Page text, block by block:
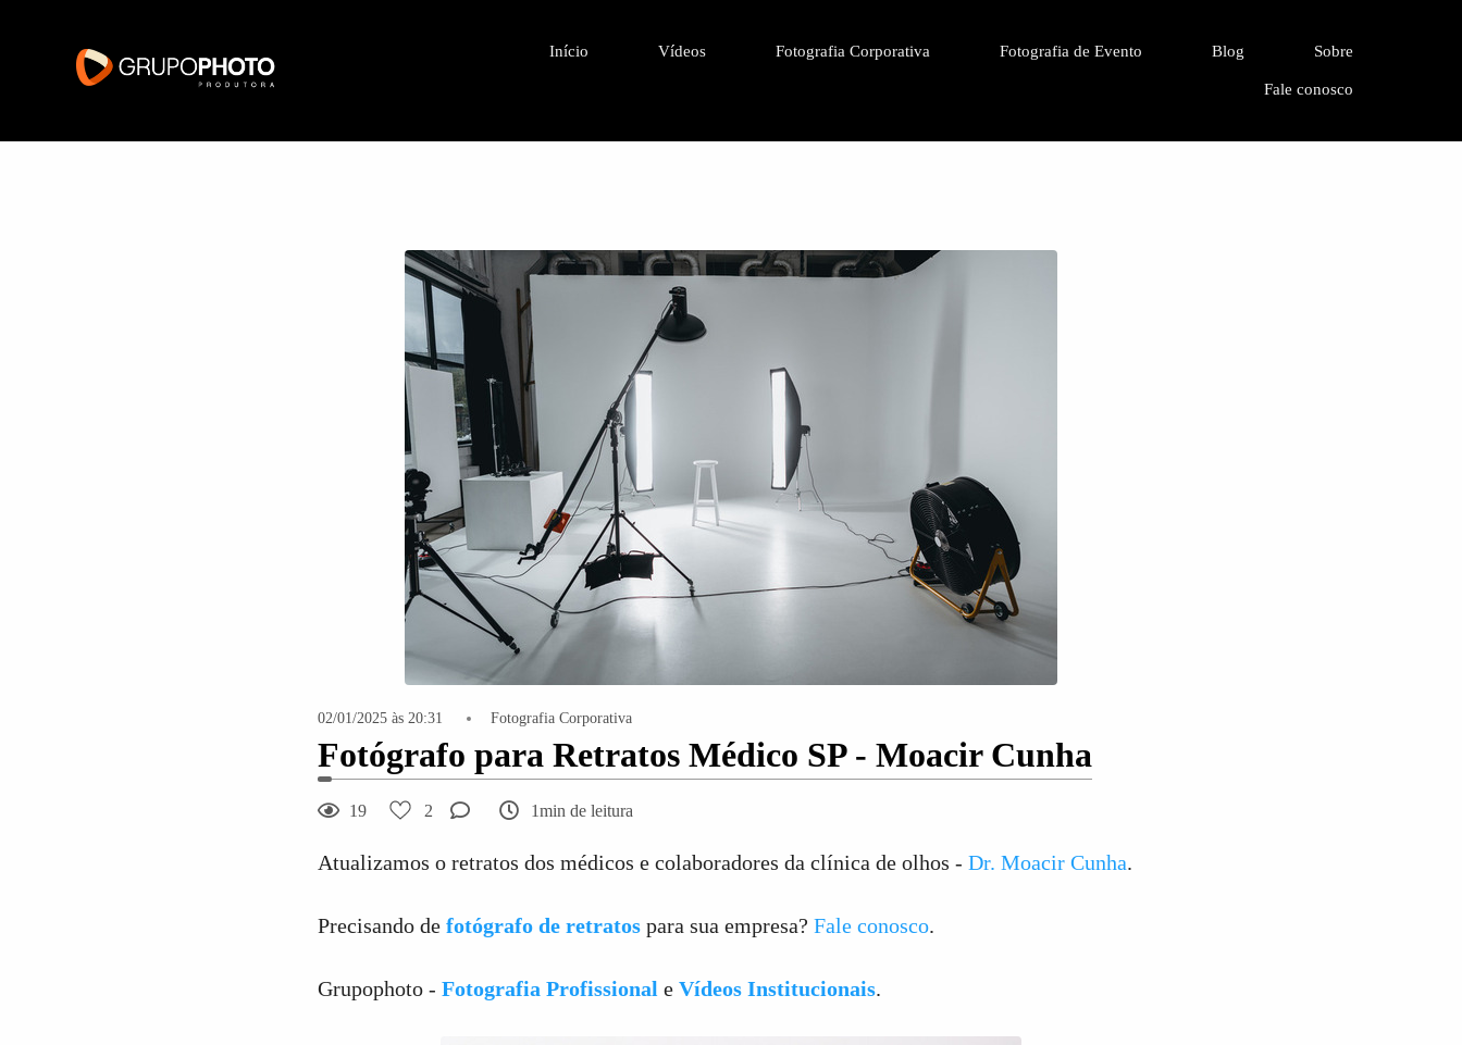
Início Vídeos Fotografia Corporativa Fotografia de Evento Blog Sobre
Fale conosco
02/01/2025 às 20:31 Fotografia Corporativa
Fotógrafo para Retratos Médico SP - Moacir Cunha
19 2 1min de leitura
Atualizamos o retratos dos médicos e colaboradores da clínica de olhos - Dr. Moacir Cunha.
Precisando de fotógrafo de retratos para sua empresa? Fale conosco.
Grupophoto - Fotografia Profissional e Vídeos Institucionais.